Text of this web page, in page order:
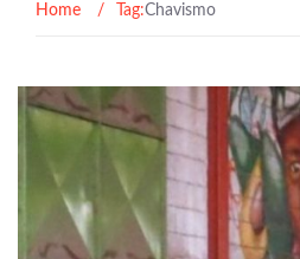
Home / Tag:Chavismo